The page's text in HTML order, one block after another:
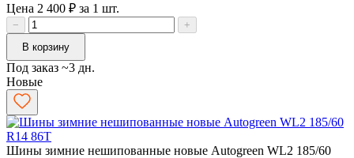
Цена 2 400 ₽ за 1 шт.
−
+
В корзину
Под заказ ~3 дн.
Новые
Шины зимние нешипованные новые Autogreen WL2 185/60